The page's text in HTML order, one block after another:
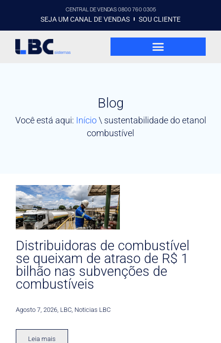
CENTRAL DE VENDAS 0800 760 0305
SEJA UM CANAL DE VENDAS SOU CLIENTE
Blog
Você está aqui: Início\ sustentabilidade do etanol
combustível
Distribuidoras de combustível
se queixam de atraso de R$ 1
bilhão nas subvenções de
combustíveis
Agosto 7, 2026 LBC Noticias LBC
Leia mais